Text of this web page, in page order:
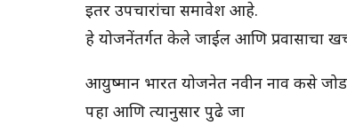
इतर उपचारांचा समावेश आहे.
हे योजनेंतर्गत केले जाईल आणि प्रवासाचा
आयुष्मान भारत योजनेत नवीन नाव कसे
पहा आणि त्यानुसार पुढे जा